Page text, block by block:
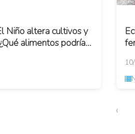
Niño altera cultivos y
alimentos podrían
‹